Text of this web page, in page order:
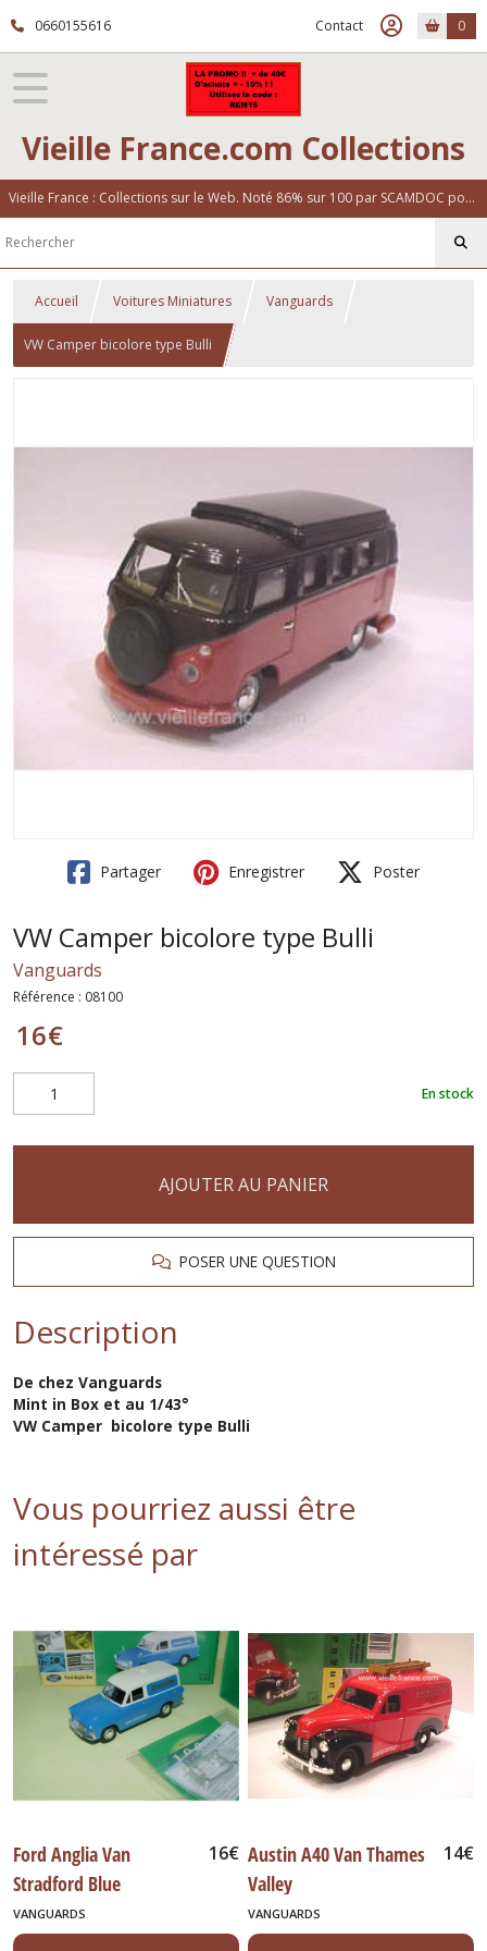
0660155616 Contact 0
Vieille France.com Collections
Vieille France : Collections sur le Web. Noté 86% sur 100 par SCAMDOC pour notre fiabilité
Accueil Voitures Miniatures Vanguards
VW Camper bicolore type Bulli
Partager Enregistrer Poster
VW Camper bicolore type Bulli
Vanguards
Référence : 08100
16€
En stock
AJOUTER AU PANIER
POSER UNE QUESTION
Description
De chez Vanguards
Mint in Box et au 1/43°
VW Camper bicolore type Bulli
Vous pourriez aussi être
intéressé par
Ford Anglia Van
Stradford Blue
16€
VANGUARDS
Austin A40 Van Thames
Valley
14€
VANGUARDS